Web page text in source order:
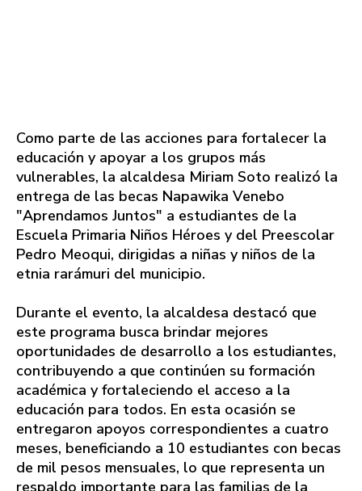
Como parte de las acciones para fortalecer la
educación y apoyar a los grupos más
vulnerables, la alcaldesa Miriam Soto realizó la
entrega de las becas Napawika Venebo
"Aprendamos Juntos" a estudiantes de la
Escuela Primaria Niños Héroes y del Preescolar
Pedro Meoqui, dirigidas a niñas y niños de la
etnia rarámuri del municipio.
Durante el evento, la alcaldesa destacó que
este programa busca brindar mejores
oportunidades de desarrollo a los estudiantes,
contribuyendo a que continúen su formación
académica y fortaleciendo el acceso a la
educación para todos. En esta ocasión se
entregaron apoyos correspondientes a cuatro
meses, beneficiando a 10 estudiantes con becas
de mil pesos mensuales, lo que representa un
respaldo importante para las familias de la